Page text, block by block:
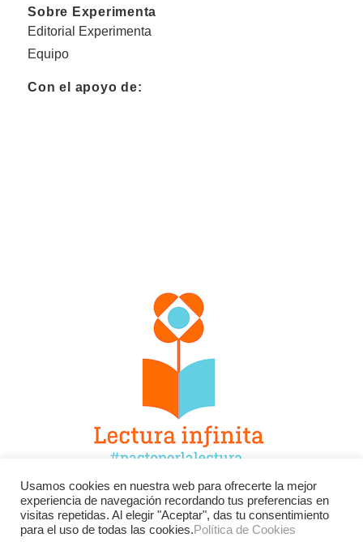
Sobre Experimenta
Editorial Experimenta
Equipo
Con el apoyo de:
Facebook Twitter
Instagram
YouTube
LinkedIn Contacto
Usamos cookies en nuestra web para ofrecerte la mejor
experiencia de navegación recordando tus preferencias en
visitas repetidas. Al elegir "Aceptar", das tu consentimiento
para el uso de todas las cookies.Política de Cookies